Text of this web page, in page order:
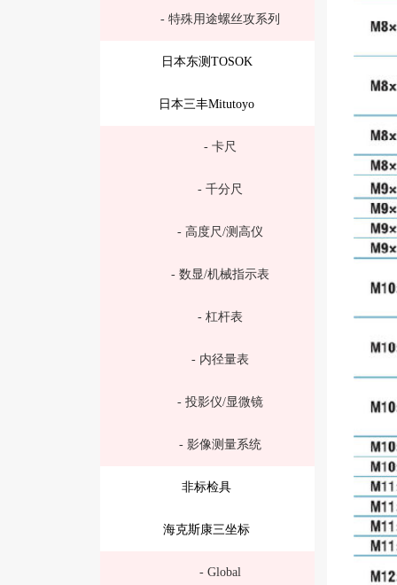
- 特殊用途螺丝攻系列
日本东测TOSOK
日本三丰Mitutoyo
- 卡尺
- 千分尺
- 高度尺/测高仪
- 数显/机械指示表
- 杠杆表
- 内径量表
- 投影仪/显微镜
- 影像测量系统
非标检具
海克斯康三坐标
- Global